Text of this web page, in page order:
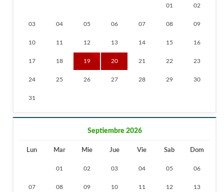
01 02
03 04 05 06 07 08 09
10 11 12 13 14 15 16
17 18 19 20 21 22 23
24 25 26 27 28 29 30
31
Septiembre 2026
Lun Mar Mie Jue Vie Sab Dom
01 02 03 04 05 06
07 08 09 10 11 12 13